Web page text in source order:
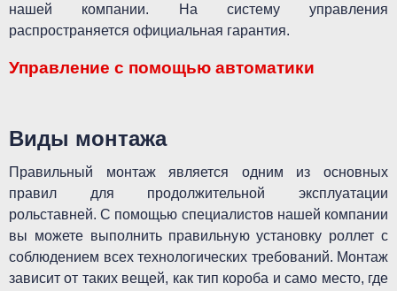
нашей компании. На систему управления
распространяется официальная гарантия.
Управление с помощью автоматики
Виды монтажа
Правильный монтаж является одним из основных
правил для продолжительной эксплуатации
рольставней. С помощью специалистов нашей компании
вы можете выполнить правильную установку роллет с
соблюдением всех технологических требований. Монтаж
зависит от таких вещей, как тип короба и само место, где